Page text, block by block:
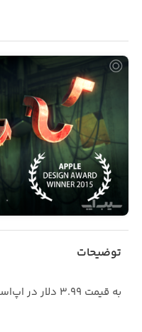
توضیحات
به قیمت ۳.۹۹ دلار در اپ‌استور، رایگان در سیب‌اپ!